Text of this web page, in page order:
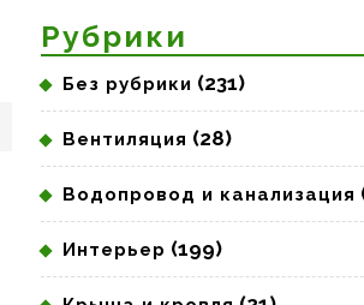
Рубрики
Без рубрики (231)
Вентиляция (28)
Водопровод и канализация
Интерьер (199)